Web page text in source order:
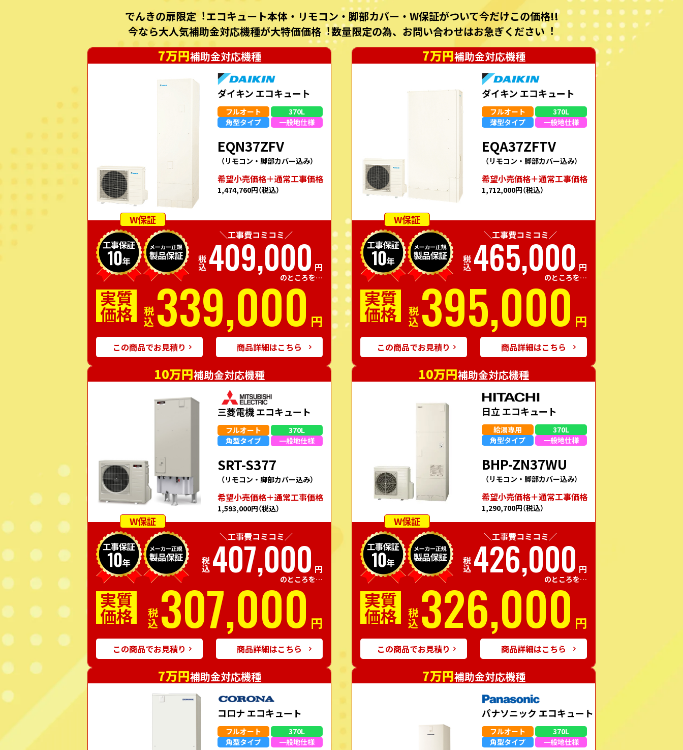
でんきの扉限定︕エコキュート本体・リモコン・脚部カバー・W保証がついて今だけこの価格!!
今なら⼤⼈気補助⾦対応機種が⼤特価価格︕数量限定の為、お問い合わせはお急ぎください︕
7万円補助金対応機種
ダイキン エコキュート
フルオート
370L
角型タイプ 一般地仕様
EQN37ZFV
（リモコン・脚部カバー込み）
希望⼩売価格＋通常⼯事価格
1,474,760円（税込）
W保証
＼工事費コミコミ／
税込409,000 円
のところを…
実質
価格 税込339,000 円
この商品でお見積り 商品詳細はこちら
7万円補助金対応機種
ダイキン エコキュート
フルオート
370L
薄型タイプ 一般地仕様
EQA37ZFTV
（リモコン・脚部カバー込み）
希望⼩売価格＋通常⼯事価格
1,712,000円（税込）
W保証
＼工事費コミコミ／
税込465,000 円
のところを…
実質
価格 税込395,000 円
この商品でお見積り 商品詳細はこちら
10万円補助金対応機種
三菱電機 エコキュート
フルオート
370L
角型タイプ 一般地仕様
SRT-S377
（リモコン・脚部カバー込み）
希望⼩売価格＋通常⼯事価格
1,593,000円（税込）
W保証
＼工事費コミコミ／
税込407,000 円
のところを…
実質
価格 税込307,000 円
この商品でお見積り 商品詳細はこちら
10万円補助金対応機種
日立 エコキュート
給湯専用
370L
角型タイプ 一般地仕様
BHP-ZN37WU
（リモコン・脚部カバー込み）
希望⼩売価格＋通常⼯事価格
1,290,700円（税込）
W保証
＼工事費コミコミ／
税込426,000 円
のところを…
実質
価格 税込326,000 円
この商品でお見積り 商品詳細はこちら
7万円補助金対応機種
コロナ エコキュート
フルオート
370L
角型タイプ 一般地仕様
7万円補助金対応機種
パナソニック エコキュート
フルオート
370L
角型タイプ 一般地仕様